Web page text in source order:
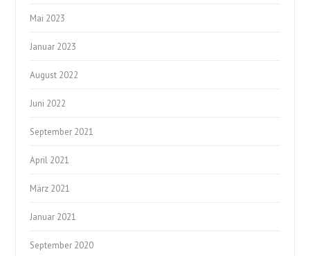
Mai 2023
Januar 2023
August 2022
Juni 2022
September 2021
April 2021
März 2021
Januar 2021
September 2020